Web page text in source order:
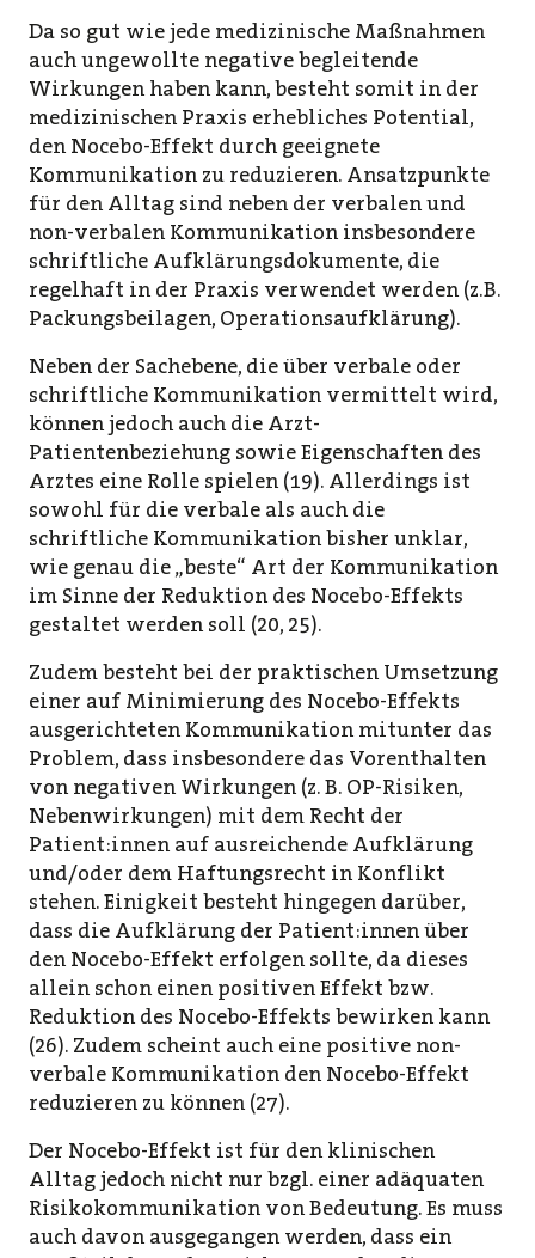
Da so gut wie jede medizinische Maßnahmen
auch ungewollte negative begleitende
Wirkungen haben kann, besteht somit in der
medizinischen Praxis erhebliches Potential,
den Nocebo-Effekt durch geeignete
Kommunikation zu reduzieren. Ansatzpunkte
für den Alltag sind neben der verbalen und
non-verbalen Kommunikation insbesondere
schriftliche Aufklärungsdokumente, die
regelhaft in der Praxis verwendet werden (z.B.
Packungsbeilagen, Operationsaufklärung).
Neben der Sachebene, die über verbale oder
schriftliche Kommunikation vermittelt wird,
können jedoch auch die Arzt-
Patientenbeziehung sowie Eigenschaften des
Arztes eine Rolle spielen (19). Allerdings ist
sowohl für die verbale als auch die
schriftliche Kommunikation bisher unklar,
wie genau die „beste“ Art der Kommunikation
im Sinne der Reduktion des Nocebo-Effekts
gestaltet werden soll (20, 25).
Zudem besteht bei der praktischen Umsetzung
einer auf Minimierung des Nocebo-Effekts
ausgerichteten Kommunikation mitunter das
Problem, dass insbesondere das Vorenthalten
von negativen Wirkungen (z. B. OP-Risiken,
Nebenwirkungen) mit dem Recht der
Patient:innen auf ausreichende Aufklärung
und/oder dem Haftungsrecht in Konflikt
stehen. Einigkeit besteht hingegen darüber,
dass die Aufklärung der Patient:innen über
den Nocebo-Effekt erfolgen sollte, da dieses
allein schon einen positiven Effekt bzw.
Reduktion des Nocebo-Effekts bewirken kann
(26). Zudem scheint auch eine positive non-
verbale Kommunikation den Nocebo-Effekt
reduzieren zu können (27).
Der Nocebo-Effekt ist für den klinischen
Alltag jedoch nicht nur bzgl. einer adäquaten
Risikokommunikation von Bedeutung. Es muss
auch davon ausgegangen werden, dass ein